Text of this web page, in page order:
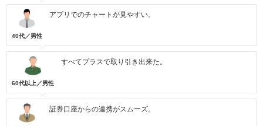
40代／男性
アプリでのチャートが見やすい。
60代以上／男性
すべてプラスで取り引き出来た。
証券口座からの連携がスムーズ。